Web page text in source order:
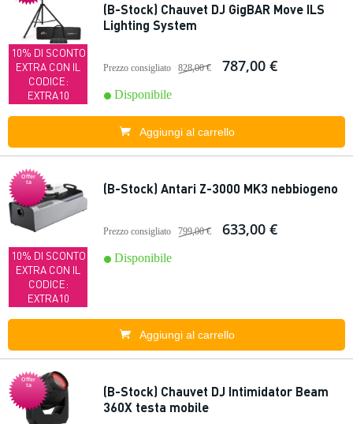
10% DI SCONTO
EXTRA CON IL
CODICE:
EXTRA10
(B-Stock) Chauvet DJ GigBAR Move ILS
Lighting System
Prezzo consigliato 828,00 € 787,00 €
Disponibile
Aggiungi al carrello
Offer
ta
10% DI SCONTO
EXTRA CON IL
CODICE:
EXTRA10
(B-Stock) Antari Z-3000 MK3 nebbiogeno
Prezzo consigliato 799,00 € 633,00 €
Disponibile
Aggiungi al carrello
Offer
ta
(B-Stock) Chauvet DJ Intimidator Beam
360X testa mobile